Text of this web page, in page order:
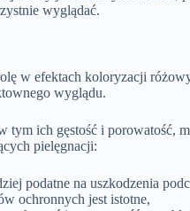
wyglądać.
w efektach koloryzacji
wyglądu.
tym ich gęstość i porowatość,
pielęgnacji:
podatne na uszkodzenia
ochronnych jest istotne,